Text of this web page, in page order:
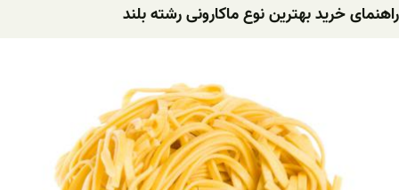
راهنمای خرید بهترین نوع ماکارونی رشته بلند